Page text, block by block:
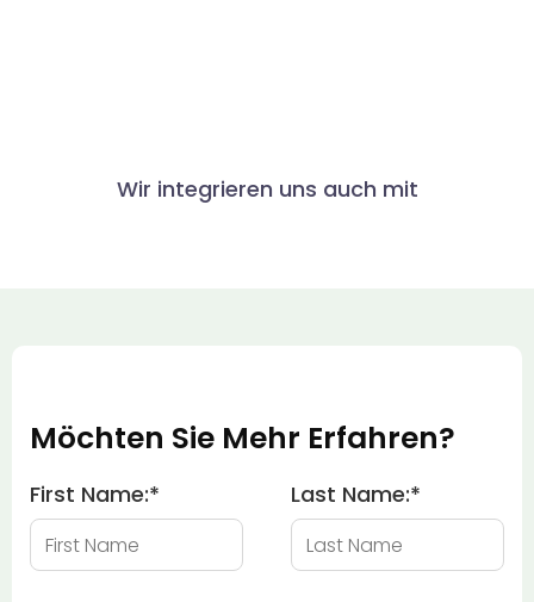
Wir integrieren uns auch mit
Möchten Sie Mehr Erfahren?
First Name:* Last Name:*